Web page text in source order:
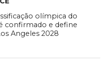
olímpica do
confirmado e define
Angeles 2028